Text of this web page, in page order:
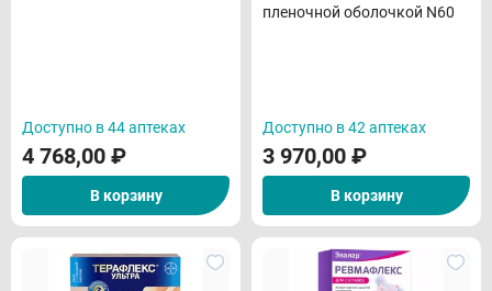
Доступно в 44 аптеках
4 768,00 ₽
В корзину
пленочной оболочкой N60
Доступно в 42 аптеках
3 970,00 ₽
В корзину